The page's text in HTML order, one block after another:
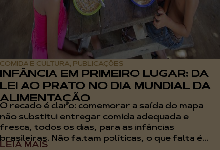
COMIDA E CULTURA, PUBLICAÇÕES
INFÂNCIA EM PRIMEIRO LUGAR: DA
LEI AO PRATO NO DIA MUNDIAL DA
ALIMENTAÇÃO
O recado é claro: comemorar a saída do mapa
não substitui entregar comida adequada e
fresca, todos os dias, para as infâncias
brasileiras. Não faltam políticas, o que falta é...
LEIA MAIS